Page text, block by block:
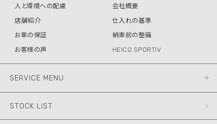
人と環境への配慮
会社概要
店舗紹介
仕入れの基準
お車の保証
納車前の整備
お客様の声
HEICO SPORTIV
SERVICE MENU
STOCK LIST